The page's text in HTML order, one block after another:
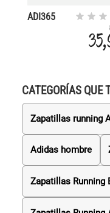
ADI365
CATEGORÍAS QUE
Zapatillas running
Adidas hombre
Zapatillas Running